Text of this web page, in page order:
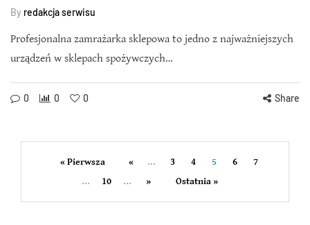
By redakcja serwisu
Profesjonalna zamrażarka sklepowa to jedno z najważniejszych
urządzeń w sklepach spożywczych…
0 0 0 Share
« Pierwsza « ... 3 4 5 6
7
...
10 ... » Ostatnia »